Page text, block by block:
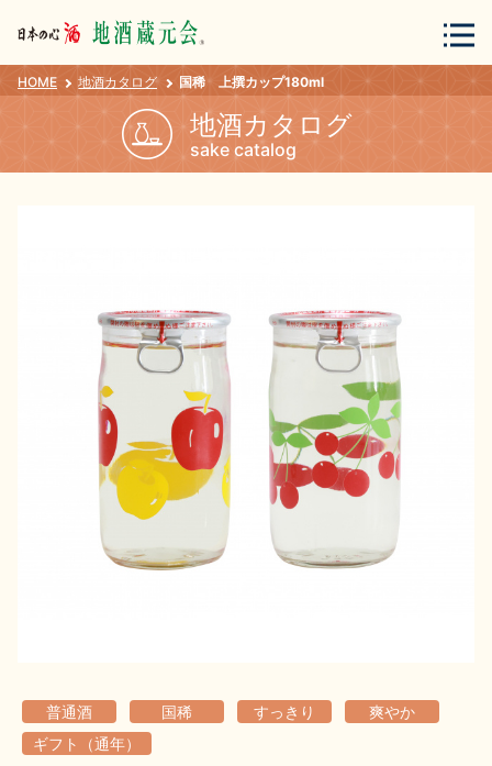
会員登録 ログイン
地酒カタログ
地酒解体新書
HOME 地酒カタログ 国稀 上撰カップ180ml
地酒カタログ
sake catalog
普通酒 国稀 すっきり
爽やか
ギフト（通年）